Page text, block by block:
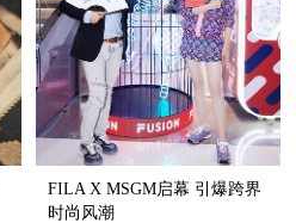
FILA X MSGM启幕 引爆跨界
时尚风潮